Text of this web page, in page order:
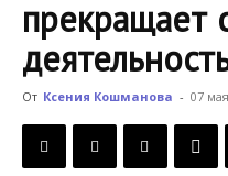
Новости
Кыргызстана
прекращает
От Ксения Кошманова - 07